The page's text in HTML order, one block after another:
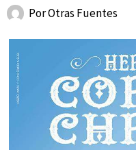
PorOtras Fuentes